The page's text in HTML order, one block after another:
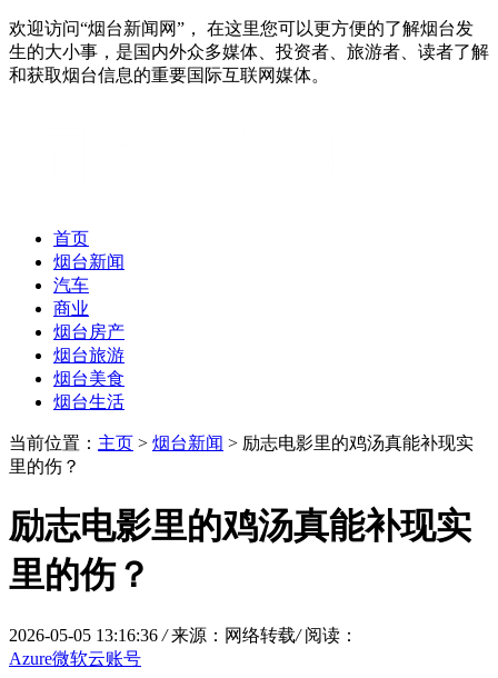
欢迎访问“烟台新闻网”， 在这里您可以更方便的了解烟台发
生的大小事，是国内外众多媒体、投资者、旅游者、读者了解
和获取烟台信息的重要国际互联网媒体。
首页
烟台新闻
汽车
商业
烟台房产
烟台旅游
烟台美食
烟台生活
当前位置： 主页 > 烟台新闻 > 励志电影里的鸡汤真能补现实
里的伤？
励志电影里的鸡汤真能补现实
里的伤？
2026-05-05 13:16:36 / 来源：网络转载/ 阅读：
Azure微软云账号